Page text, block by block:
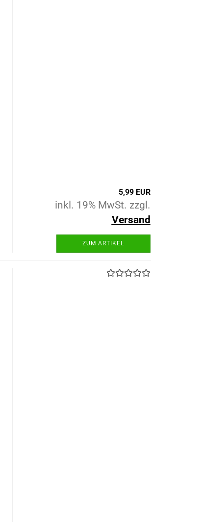
5,99 EUR
inkl. 19% MwSt. zzgl.
Versand
ZUM ARTIKEL